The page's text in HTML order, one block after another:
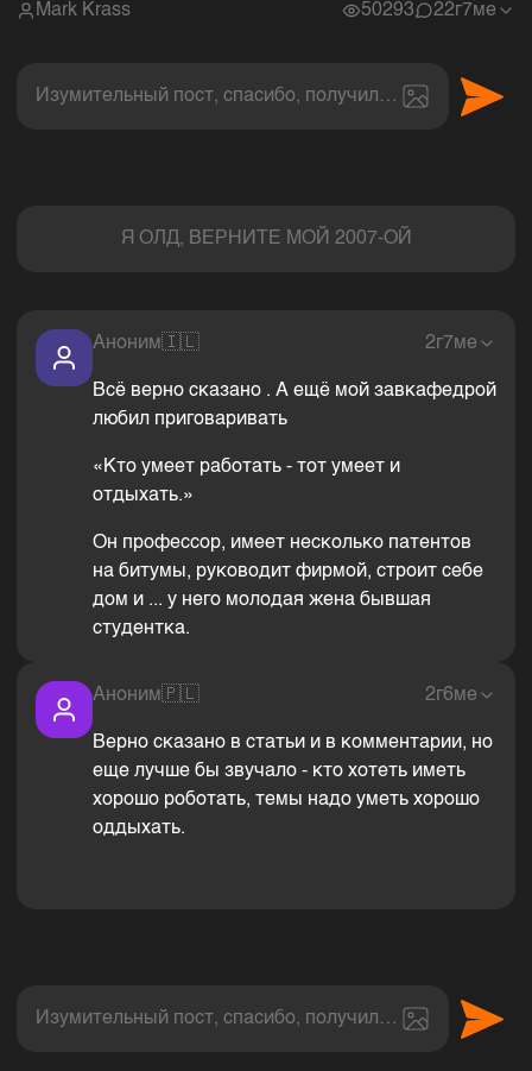
Mark Krass 50293 22г7ме
Изумительный пост, спасибо, получил величайшее
Я ОЛД, ВЕРНИТЕ МОЙ 2007-ОЙ
Аноним🇮🇱 2г7ме
Всё верно сказано . А ещё мой завкафедрой
любил приговаривать
«Кто умеет работать - тот умеет и
отдыхать.»
Он профессор, имеет несколько патентов
на битумы, руководит фирмой, строит себе
дом и ... у него молодая жена бывшая
студентка.
Аноним🇵🇱 2г6ме
Верно сказано в статьи и в комментарии, но
еще лучше бы звучало - кто хотеть иметь
хорошо роботать, темы надо уметь хорошо
оддыхать.
Изумительный пост, спасибо, получил величайшее